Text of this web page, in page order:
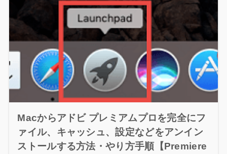
Macからアドビ プレミアムプロを完全にフ
ァイル、キャッシュ、設定などをアンイン
ストールする方法・やり方手順【Premiere